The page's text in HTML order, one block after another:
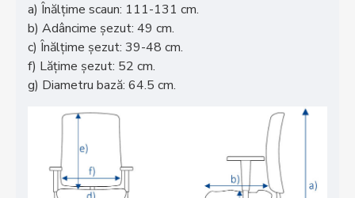
a) Înălțime scaun: 111-131 cm.
b) Adâncime șezut: 49 cm.
c) Înălțime șezut: 39-48 cm.
f) Lățime șezut: 52 cm.
g) Diametru bază: 64.5 cm.